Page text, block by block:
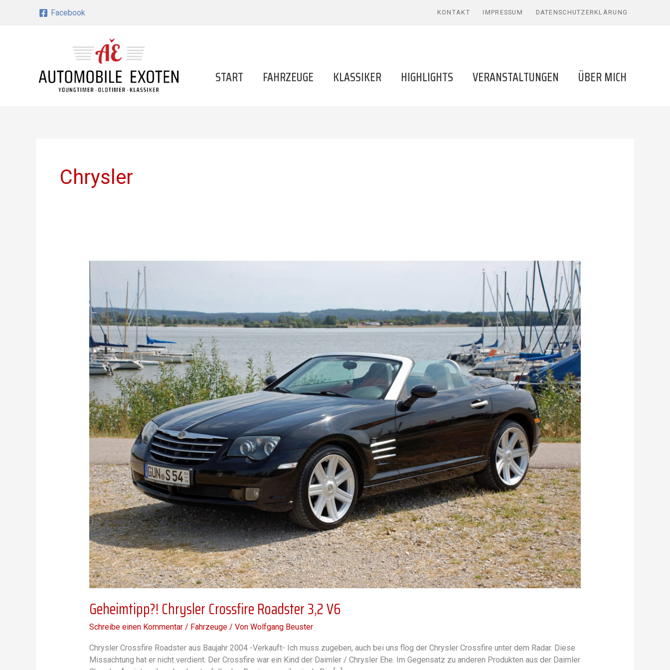
Facebook KONTAKT IMPRESSUM DATENSCHUTZERKLÄRUNG
START FAHRZEUGE KLASSIKER HIGHLIGHTS VERANSTALTUNGEN ÜBER MICH
Chrysler
Geheimtipp?! Chrysler Crossfire Roadster 3,2 V6
Schreibe einen Kommentar / Fahrzeuge/ Von Wolfgang Beuster
Chrysler Crossfire Roadster aus Baujahr 2004 -Verkauft- Ich muss zugeben, auch bei uns flog der Chrysler Crossfire unter dem Radar. Diese
Missachtung hat er nicht verdient. Der Crossfire war ein Kind der Daimler / Chrysler Ehe. Im Gegensatz zu anderen Produkten aus der Daimler